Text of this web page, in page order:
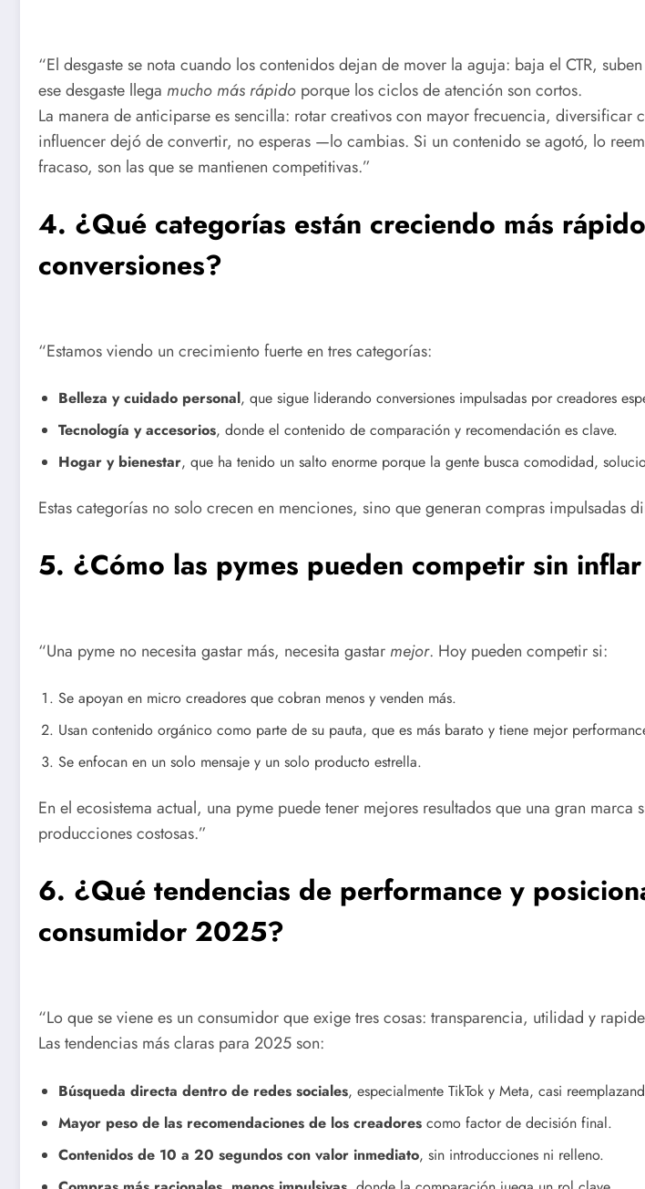
“El desgaste se nota cuando los contenidos dejan de mover la aguja: baja el CTR,
ese desgaste llega mucho más rápido porque los ciclos de atención son cortos.
La manera de anticiparse es sencilla: rotar creativos con mayor frecuencia,
influencer dejó de convertir, no esperas —lo cambias. Si un contenido se agotó, lo
fracaso, son las que se mantienen competitivas.”
4. ¿Qué categorías están creciendo más
conversiones?
“Estamos viendo un crecimiento fuerte en tres categorías:
Belleza y cuidado personal, que sigue liderando conversiones impulsadas por creadores
Tecnología y accesorios, donde el contenido de comparación y recomendación es clave.
Hogar y bienestar, que ha tenido un salto enorme porque la gente busca comodidad,
Estas categorías no solo crecen en menciones, sino que generan compras impulsadas
5. ¿Cómo las pymes pueden competir sin
“Una pyme no necesita gastar más, necesita gastar mejor. Hoy pueden competir si:
Se apoyan en micro creadores que cobran menos y venden más.
Usan contenido orgánico como parte de su pauta, que es más barato y tiene mejor
Se enfocan en un solo mensaje y un solo producto estrella.
En el ecosistema actual, una pyme puede tener mejores resultados que una gran
producciones costosas.”
6. ¿Qué tendencias de performance y
consumidor 2025?
“Lo que se viene es un consumidor que exige tres cosas: transparencia, utilidad y
Las tendencias más claras para 2025 son:
Búsqueda directa dentro de redes sociales, especialmente TikTok y Meta, casi
Mayor peso de las recomendaciones de los creadores como factor de decisión final.
Contenidos de 10 a 20 segundos con valor inmediato, sin introducciones ni relleno.